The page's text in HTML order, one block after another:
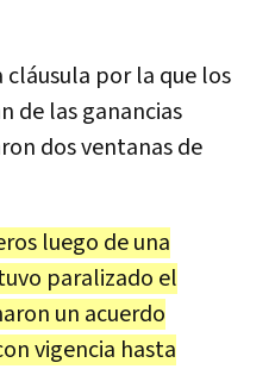
por la que los
de las ganancias
dos ventanas de
luego de una
paralizado el
un acuerdo
vigencia hasta